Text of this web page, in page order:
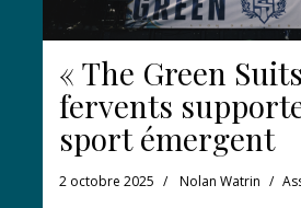
« The Green
fervents
sport émergent
2 octobre 2025 Nolan Watrin